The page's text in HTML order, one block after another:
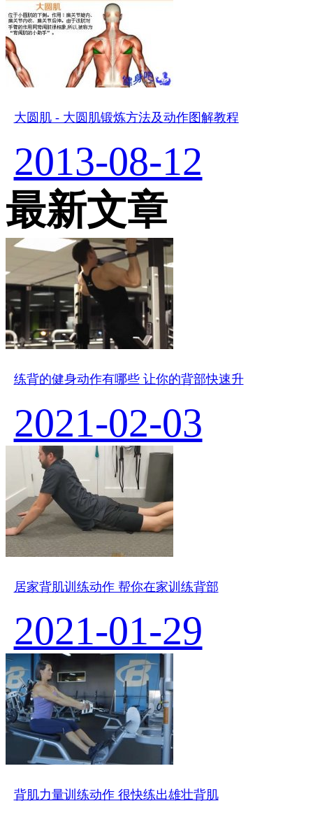
大圆肌 - 大圆肌锻炼方法及动作图解教程
2013-08-12
最新文章
练背的健身动作有哪些 让你的背部快速升
2021-02-03
居家背肌训练动作 帮你在家训练背部
2021-01-29
背肌力量训练动作 很快练出雄壮背肌